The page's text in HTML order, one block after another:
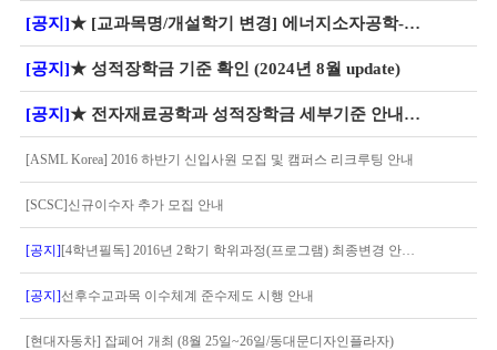
[공지]★ [교과목명/개설학기 변경] 에너지소자공학->에너지소재공학
[공지]★ 성적장학금 기준 확인 (2024년 8월 update)
[공지]★ 전자재료공학과 성적장학금 세부기준 안내_24.08월 update
[ASML Korea] 2016 하반기 신입사원 모집 및 캠퍼스 리크루팅 안내
[SCSC]신규이수자 추가 모집 안내
[공지][4학년필독] 2016년 2학기 학위과정(프로그램) 최종변경 안내 (9/2까지) ★기한엄수
[공지]선후수교과목 이수체계 준수제도 시행 안내
[현대자동차] 잡페어 개최 (8월 25일~26일/동대문디자인플라자)